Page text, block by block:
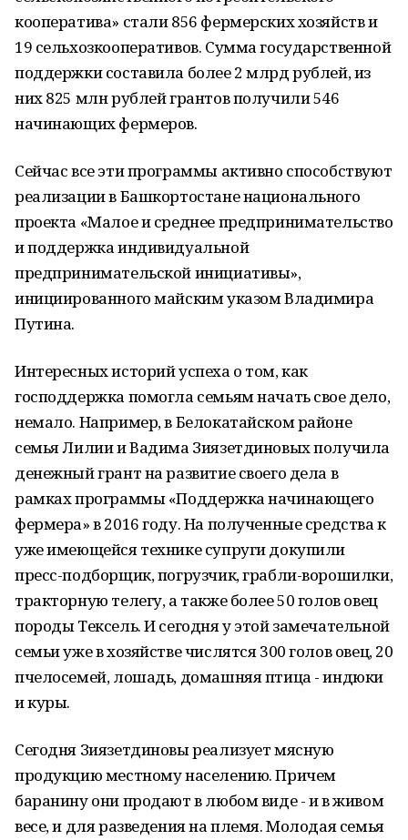
кооператива» стали 856 фермерских хозяйств и
19 сельхозкооперативов. Сумма государственной
поддержки составила более 2 млрд рублей, из
них 825 млн рублей грантов получили 546
начинающих фермеров.
Сейчас все эти программы активно способствуют
реализации в Башкортостане национального
проекта «Малое и среднее предпринимательство
и поддержка индивидуальной
предпринимательской инициативы»,
инициированного майским указом Владимира
Путина.
Интересных историй успеха о том, как
господдержка помогла семьям начать свое дело,
немало. Например, в Белокатайском районе
семья Лилии и Вадима Зиязетдиновых получила
денежный грант на развитие своего дела в
рамках программы «Поддержка начинающего
фермера» в 2016 году. На полученные средства к
уже имеющейся технике супруги докупили
пресс-подборщик, погрузчик, грабли-ворошилки,
тракторную телегу, а также более 50 голов овец
породы Тексель. И сегодня у этой замечательной
семьи уже в хозяйстве числятся 300 голов овец, 20
пчелосемей, лошадь, домашняя птица - индюки
и куры.
Сегодня Зиязетдиновы реализует мясную
продукцию местному населению. Причем
баранину они продают в любом виде - и в живом
весе, и для разведения на племя. Молодая семья